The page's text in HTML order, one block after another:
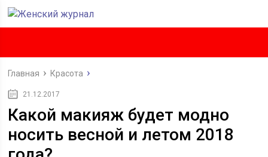
Главная Красота
21.12.2017
Какой макияж будет модно
носить весной и летом 2018